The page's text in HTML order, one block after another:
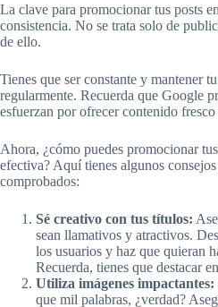
La clave para promocionar tus posts
consistencia. No se trata solo de
de ello.
Tienes que ser constante y mantener
regularmente. Recuerda que Google
esfuerzan por ofrecer contenido
Ahora, ¿cómo puedes promocionar
efectiva? Aquí tienes algunos
comprobados:
Sé creativo con tus títulos:
sean llamativos y atractivos.
los usuarios y haz que quieran
Recuerda, tienes que destacar
Utiliza imágenes impactantes:
que mil palabras, ¿verdad?